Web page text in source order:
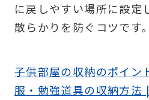
に戻しやすい場所に設定
散らかりを防ぐコツです。
子供部屋の収納のポイン
服・勉強道具の収納方法